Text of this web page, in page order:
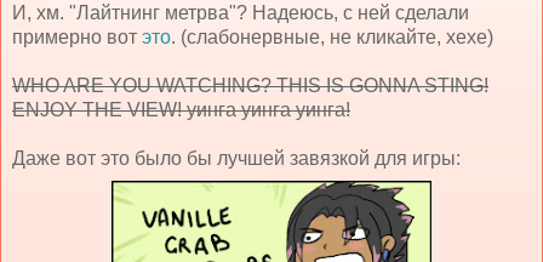
И, хм. "Лайтнинг метрва"? Надеюсь, с ней сделали
примерно вот это. (слабонервные, не кликайте, хехе)
WHO ARE YOU WATCHING? THIS IS GONNA STING!
ENJOY THE VIEW! уинга уинга уинга!
Даже вот это было бы лучшей завязкой для игры: